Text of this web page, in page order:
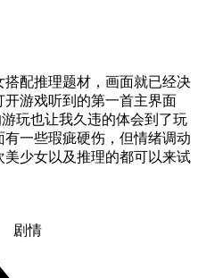
配推理题材，画面就已经决
游戏听到的第一首主界面
玩也让我久违的体会到了玩
一些瑕疵硬伤，但情绪调动
少女以及推理的都可以来试
剧情